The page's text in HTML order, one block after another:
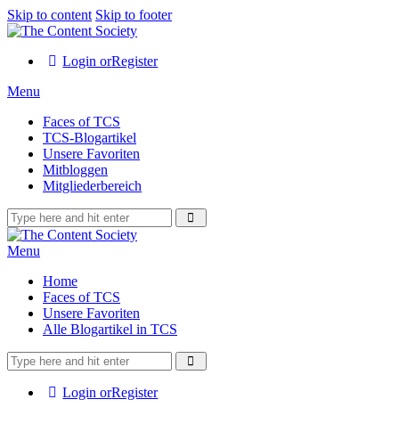
Skip to content Skip to footer
Login orRegister
Menu
Faces of TCS
TCS-Blogartikel
Unsere Favoriten
Mitbloggen
Mitgliederbereich
Menu
Home
Faces of TCS
Unsere Favoriten
Alle Blogartikel in TCS
Login orRegister